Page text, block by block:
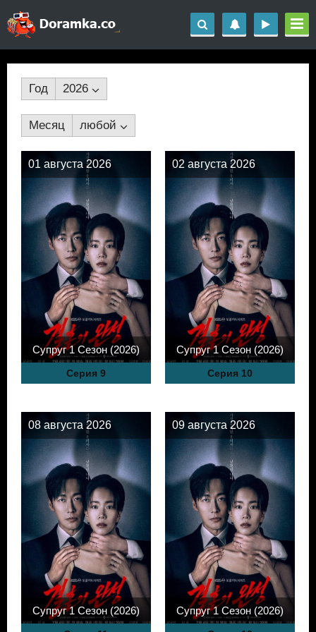
Год 2026
Месяц любой
Супруг 1 Сезон (2026)
Серия 9
01 августа 2026
Супруг 1 Сезон (2026)
Серия 10
02 августа 2026
Супруг 1 Сезон (2026)
08 августа 2026
Супруг 1 Сезон (2026)
09 августа 2026